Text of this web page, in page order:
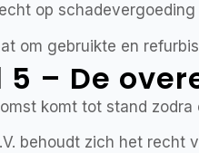
op
om gebruikte en
– De
komt tot stand
behoudt zich het